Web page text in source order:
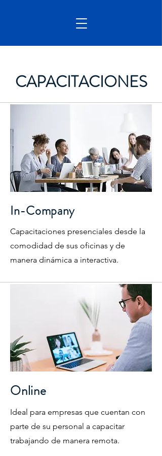
CAPACITACIONES
In-Company
Capacitaciones presenciales desde la
comodidad de sus oficinas y de
manera dinámica a interactiva.
Online
Ideal para empresas que cuentan con
parte de su personal a capacitar
trabajando de manera remota.